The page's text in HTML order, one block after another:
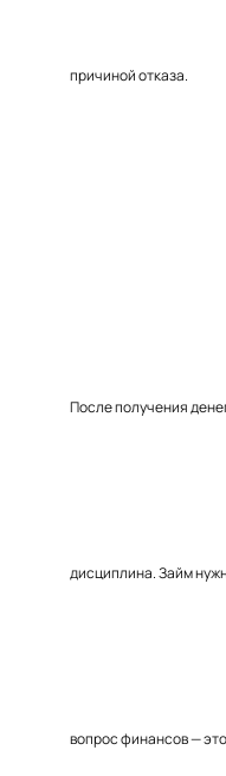
причиной отказа.
После получения
дисциплина. Займ
вопрос финансов —